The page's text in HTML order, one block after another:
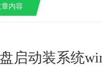
章内容
启动装系统